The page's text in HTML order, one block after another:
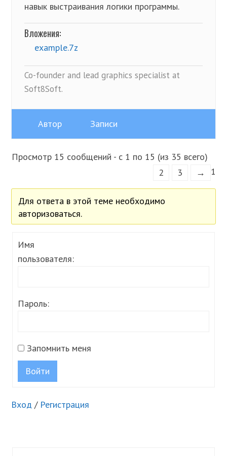
навык выстраивания логики программы.
Вложения:
example.7z
Co-founder and lead graphics specialist at
Soft8Soft.
Автор Записи
Просмотр 15 сообщений - с 1 по 15 (из 35 всего)
1
2 3 →
Для ответа в этой теме необходимо
авторизоваться.
Имя
пользователя:
Пароль:
Запомнить меня
Войти
Вход / Регистрация